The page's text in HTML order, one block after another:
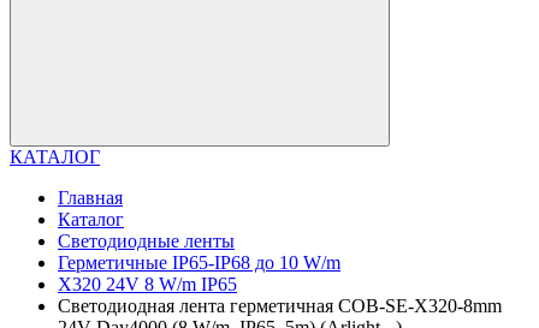
КАТАЛОГ
Главная
Каталог
Светодиодные ленты
Герметичные IP65-IP68 до 10 W/m
X320 24V 8 W/m IP65
Светодиодная лента герметичная COB-SE-X320-8mm